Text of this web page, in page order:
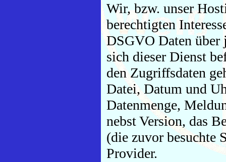
Wir, bzw. unser
berechtigten
DSGVO Daten über
sich dieser Dienst
den Zugriffsdaten
Datei, Datum und
Datenmenge,
nebst Version, das
(die zuvor besuchte
Provider.